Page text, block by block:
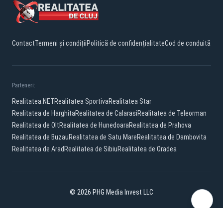
ContactTermeni și condițiiPolitică de confidențialitateCod de conduită
Parteneri:
Realitatea.NETRealitatea SportivaRealitatea Star
Realitatea de HarghitaRealitatea de CalarasiRealitatea de Teleorman
Realitatea de OltRealitatea de HunedoaraRealitatea de Prahova
Realitatea de BuzauRealitatea de Satu MareRealitatea de Dambovita
Realitatea de Arad Realitatea de SibiuRealitatea de Oradea
© 2026 PHG Media Invest LLC